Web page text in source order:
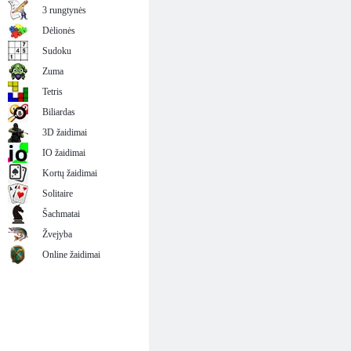
3 rungtynės
Dėlionės
Sudoku
Zuma
Tetris
Biliardas
3D žaidimai
IO žaidimai
Kortų žaidimai
Solitaire
Šachmatai
Žvejyba
Online žaidimai